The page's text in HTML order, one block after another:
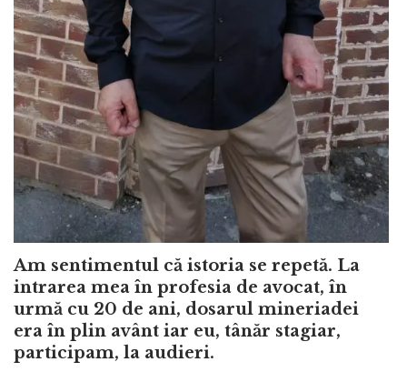
Am sentimentul că istoria se repetă. La
intrarea mea în profesia de avocat, în
urmă cu 20 de ani, dosarul mineriadei
era în plin avânt iar eu, tânăr stagiar,
participam, la audieri.